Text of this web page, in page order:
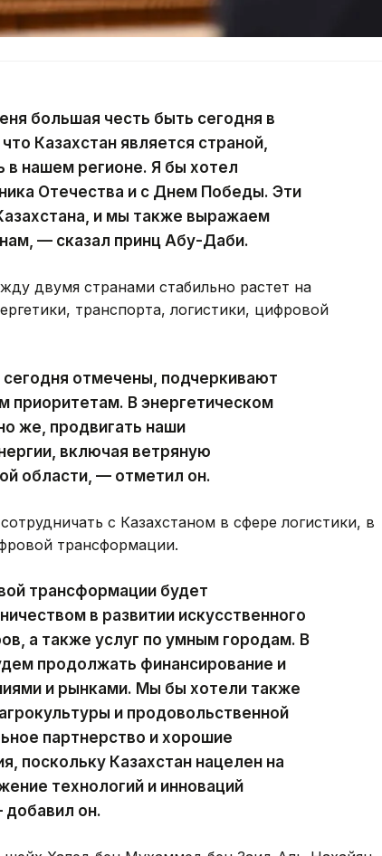
большая честь быть сегодня в
Казахстан является страной,
в нашем регионе. Я бы хотел
Отечества и с Днем Победы. Эти
и мы также выражаем
— сказал принц Абу-Даби.
двумя странами стабильно растет на
транспорта, логистики, цифровой
отмечены, подчеркивают
приоритетам. В энергетическом
же, продвигать наши
включая ветряную
области, — отметил он.
с Казахстаном в сфере логистики, в
трансформации.
трансформации будет
в развитии искусственного
а также услуг по умным городам. В
продолжать финансирование и
и рынками. Мы бы хотели также
и продовольственной
партнерство и хорошие
поскольку Казахстан нацелен на
технологий и инноваций
он.